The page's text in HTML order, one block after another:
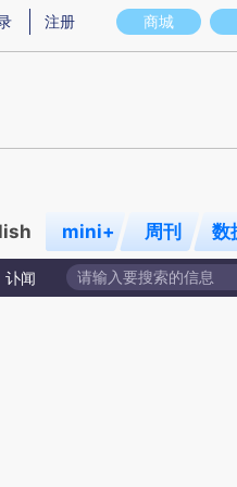
意图存在偏差。不代表财新观点和
商城
注册
mini+ 周刊 数
讣闻